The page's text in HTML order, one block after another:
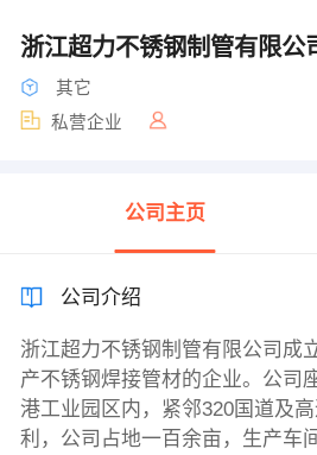
浙江超力不锈钢制管有限公
其它
私营企业
公司主页
公司介绍
浙江超力不锈钢制管有限公司成
产不锈钢焊接管材的企业。公司
港工业园区内，紧邻320国道及
利，公司占地一百余亩，生产车